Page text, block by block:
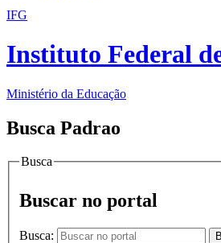
IFG
Instituto Federal
Ministério da Educação
Busca Padrao
Busca
Buscar no portal
Busca: